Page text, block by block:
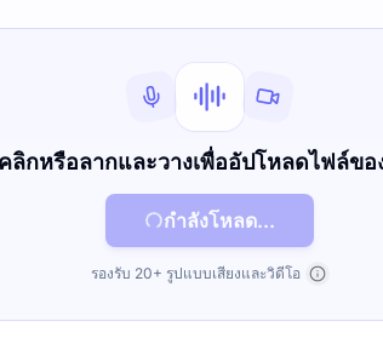
คลิกหรือลากและวางเพื่ออัปโหลดไฟล์ข
กำลังโหลด...
รองรับ 20+ รูปแบบเสียงและวิดีโอ